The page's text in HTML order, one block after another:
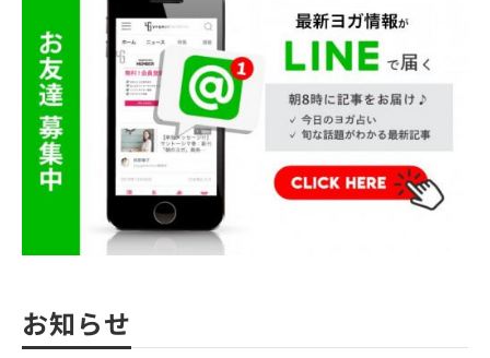
お知らせ